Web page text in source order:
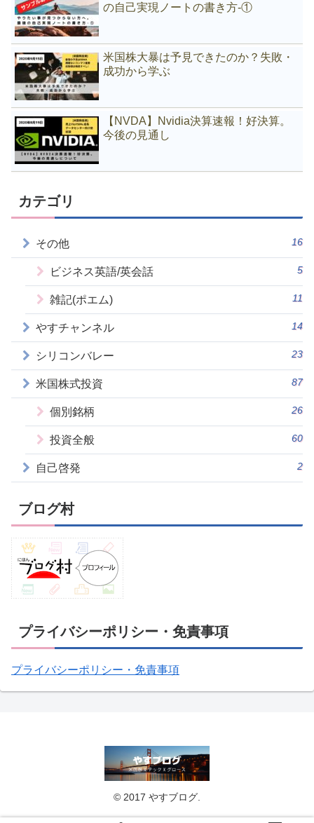
の自己実現ノートの書き方-①
米国株大暴は予見できたのか？失敗・
成功から学ぶ
【NVDA】Nvidia決算速報！好決算。
今後の見通し
カテゴリ
その他 16
ビジネス英語/英会話 5
雑記(ポエム) 11
やすチャンネル 14
シリコンバレー 23
米国株式投資 87
個別銘柄 26
投資全般 60
自己啓発 2
ブログ村
プライバシーポリシー・免責事項
プライバシーポリシー・免責事項
© 2017 やすブログ.